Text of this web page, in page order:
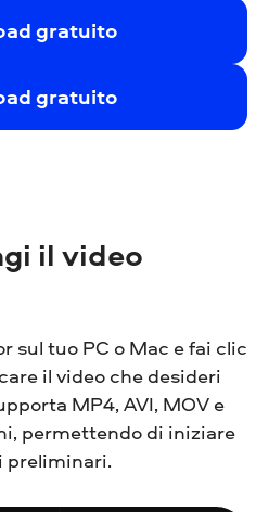
gratuito
gratuito
il video
sul tuo PC o Mac e fai clic
il video che desideri
MP4, AVI, MOV e
permettendo di iniziare
preliminari.